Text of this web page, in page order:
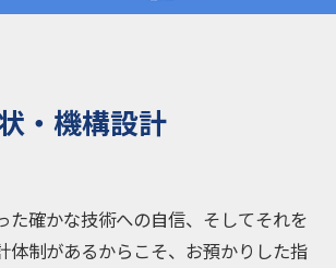
・機構設計
た確かな技術への自信、そしてそれを
体制があるからこそ、お預かりした指